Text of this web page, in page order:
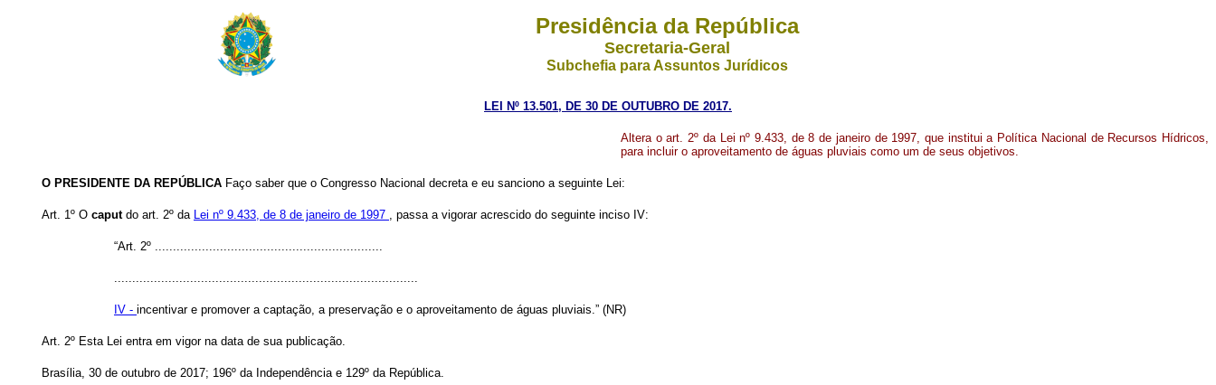
Presidência da República
Secretaria-Geral
Subchefia para Assuntos Jurídicos
LEI Nº 13.501, DE 30 DE OUTUBRO DE 2017.
Altera o art. 2º da Lei nº 9.433, de 8 de janeiro de 1997, que institui a Política Nacional de Recursos Hídricos,
para incluir o aproveitamento de águas pluviais como um de seus objetivos.
O PRESIDENTE DA REPÚBLICA Faço saber que o Congresso Nacional decreta e eu sanciono a seguinte Lei:
Art. 1º O caput do art. 2º da Lei nº 9.433, de 8 de janeiro de 1997 , passa a vigorar acrescido do seguinte inciso IV:
“Art. 2º ...............................................................
....................................................................................
IV - incentivar e promover a captação, a preservação e o aproveitamento de águas pluviais.” (NR)
Art. 2º Esta Lei entra em vigor na data de sua publicação.
Brasília, 30 de outubro de 2017; 196º da Independência e 129º da República.